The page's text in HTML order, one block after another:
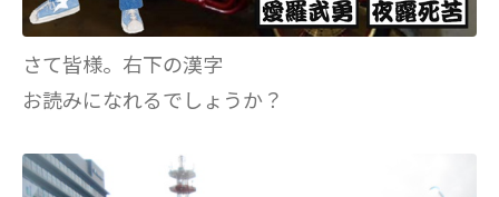
さて皆様。右下の漢字
お読みになれるでしょうか？